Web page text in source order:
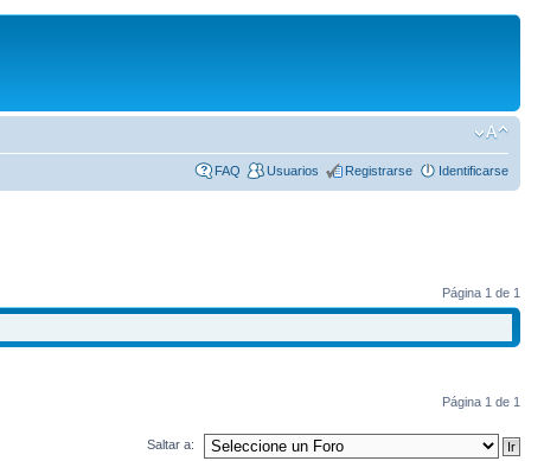
FAQ Usuarios Registrarse Identificarse
Página 1 de 1
Página 1 de 1
Saltar a: